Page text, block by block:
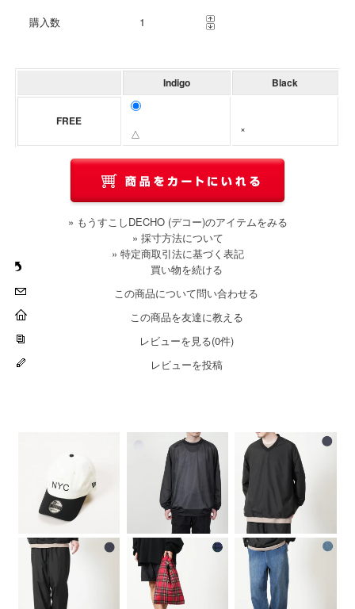
購入数
» 採寸方法について
» 特定商取引法に基づく表記
買い物を続ける
この商品について問い合わせる
この商品を友達に教える
レビューを見る(0件)
レビューを投稿
Indigo Black
FREE
△ ×
» もうすこしDECHO (デコー)のアイテムをみる